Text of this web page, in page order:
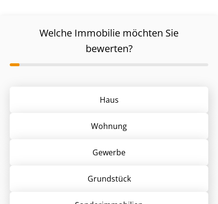
Welche Immobilie möchten Sie
bewerten?
Haus
Wohnung
Gewerbe
Grund­stück